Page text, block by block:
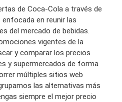
de Coca-Cola a través de
en reunir las
del mercado de bebidas.
vigentes de la
y comparar los precios
y supermercados de forma
múltiples sitios web
las alternativas más
siempre el mejor precio